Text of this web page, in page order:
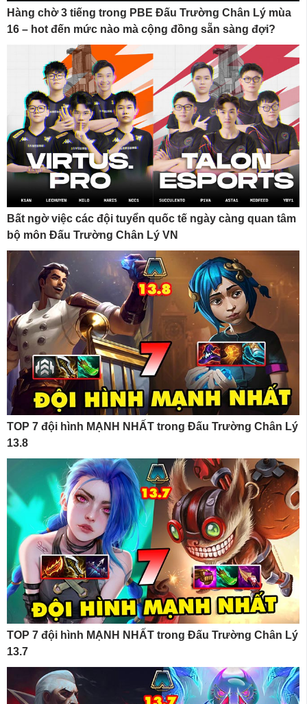
Hàng chờ 3 tiếng trong PBE Đấu Trường Chân Lý mùa
16 – hot đến mức nào mà cộng đồng sẵn sàng đợi?
Bất ngờ việc các đội tuyển quốc tế ngày càng quan tâm
bộ môn Đấu Trường Chân Lý VN
TOP 7 đội hình MẠNH NHẤT trong Đấu Trường Chân Lý
13.8
TOP 7 đội hình MẠNH NHẤT trong Đấu Trường Chân Lý
13.7